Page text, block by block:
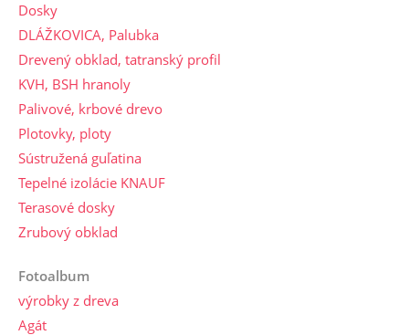
Dosky
DLÁŽKOVICA, Palubka
Drevený obklad, tatranský profil
KVH, BSH hranoly
Palivové, krbové drevo
Plotovky, ploty
Sústružená guľatina
Tepelné izolácie KNAUF
Terasové dosky
Zrubový obklad
Fotoalbum
výrobky z dreva
Agát